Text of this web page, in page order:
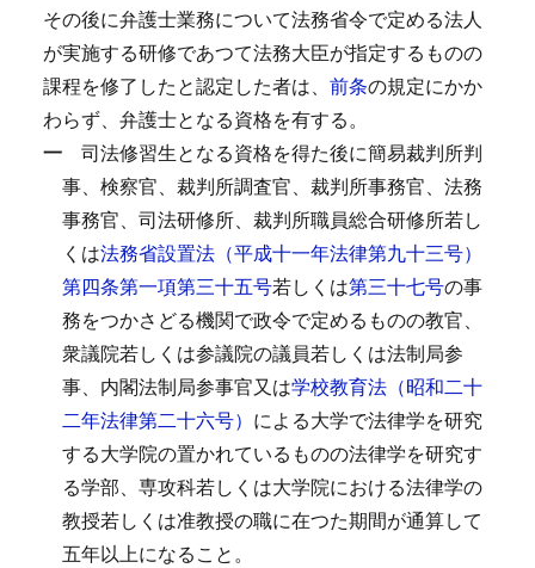
その後に弁護士業務について法務省令で定める法人
が実施する研修であつて法務大臣が指定するものの
課程を修了したと認定した者は、 前条の規定にかか
わらず、弁護士となる資格を有する。
一 司法修習生となる資格を得た後に簡易裁判所判
事、検察官、裁判所調査官、裁判所事務官、法務
事務官、司法研修所、裁判所職員総合研修所若し
くは法務省設置法（平成十一年法律第九十三号）
第四条第一項第三十五号若しくは第三十七号の事
務をつかさどる機関で政令で定めるものの教官、
衆議院若しくは参議院の議員若しくは法制局参
事、内閣法制局参事官又は学校教育法（昭和二十
二年法律第二十六号） による大学で法律学を研究
する大学院の置かれているものの法律学を研究す
る学部、専攻科若しくは大学院における法律学の
教授若しくは准教授の職に在つた期間が通算して
五年以上になること。